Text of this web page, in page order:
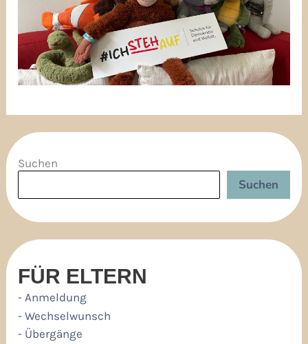
Suchen
Suchen
FÜR ELTERN
- Anmeldung
- Wechselwunsch
- Übergänge